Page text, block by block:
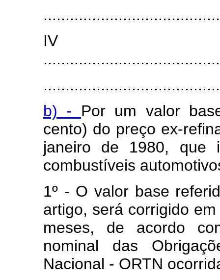
b) - Por um valor
cento) do preço ex-
janeiro de 1980, que
combustíveis
1º - O valor base
artigo, será corrigido
meses, de acordo
nominal das
Nacional - ORTN